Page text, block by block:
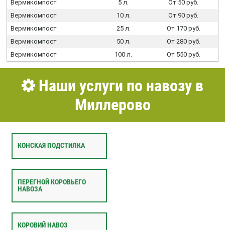
Вермикомпост
5 л.
От 50 руб.
Вермикомпост
10 л.
От 90 руб.
Вермикомпост
25 л.
От 170 руб.
Вермикомпост
50 л.
От 280 руб.
Вермикомпост
100 л. От 550 руб.
Наши услуги по навозу в
Миллерово
КОНСКАЯ ПОДСТИЛКА
ПЕРЕГНОЙ КОРОВЬЕГО
НАВОЗА
КОРОВИЙ НАВОЗ